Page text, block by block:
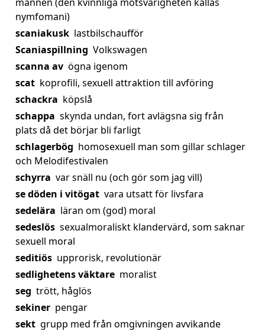
nymfomani)
scaniakusk lastbilschaufför
Scaniaspillning Volkswagen
scanna av ögna igenom
scat koprofili, sexuell attraktion till avföring
schackra köpslå
schappa skynda undan, fort avlägsna sig från
plats då det börjar bli farligt
schlagerbög homosexuell man som gillar schlager
och Melodifestivalen
schyrra var snäll nu (och gör som jag vill)
se döden i vitögat vara utsatt för livsfara
sedelära läran om (god) moral
sedeslös sexualmoraliskt klandervärd, som saknar
sexuell moral
seditiös upprorisk, revolutionär
sedlighetens väktare moralist
seg trött, håglös
sekiner pengar
sekt grupp med från omgivningen avvikande